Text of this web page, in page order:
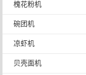
槐花粉机
碗团机
凉虾机
贝壳面机